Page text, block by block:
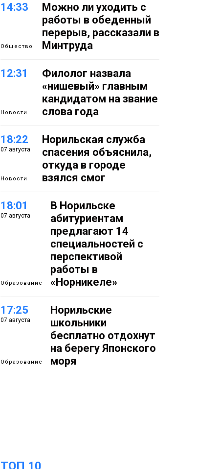
14:33
Общество
Можно ли уходить с
работы в обеденный
перерыв, рассказали в
Минтруда
12:31
Новости
Филолог назвала
«нишевый» главным
кандидатом на звание
слова года
18:22
07 августа
Новости
Норильская служба
спасения объяснила,
откуда в городе
взялся смог
18:01
07 августа
Образование
В Норильске
абитуриентам
предлагают 14
специальностей с
перспективой
работы в
«Норникеле»
17:25
07 августа
Образование
Норильские
школьники
бесплатно отдохнут
на берегу Японского
моря
ТОП 10